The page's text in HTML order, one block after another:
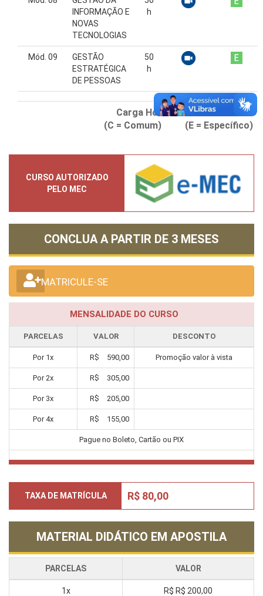
INFORMAÇÃO E
NOVAS
TECNOLOGIAS
h
Mód. 09
GESTÃO
ESTRATÉGICA
DE PESSOAS
50
h
Carga Horária Total:360
horas
(C = Comum) (E = Específico)
CURSO AUTORIZADO
PELO MEC
CONCLUA A PARTIR DE 3 MESES
MATRICULE-SE
MENSALIDADE DO CURSO
PARCELAS VALOR DESCONTO
Por 1x R$ 590,00 Promoção valor à vista
Por 2x R$ 305,00
Por 3x R$ 205,00
Por4x R$ 155,00
Pague no Boleto, Cartão ou PIX
TAXA DE MATRÍCULA R$ 80,00
MATERIAL DIDÁTICO EM APOSTILA
PARCELAS VALOR
1x R$ R$ 200,00